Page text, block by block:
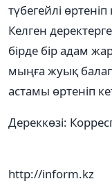
түбегейлі
Келген
бірде бір адам
мыңға жуық
астамы өртеніп
Дереккөзі:
http://inform.kz